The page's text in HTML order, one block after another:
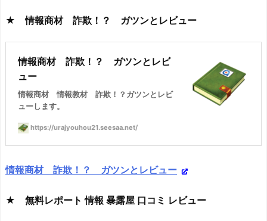
★ 情報商材 詐欺！？ ガツンとレビュー
情報商材 詐欺！？ ガツンとレビ
ュー
情報商材 情報教材 詐欺！？ガツンとレビ
ューします。
https://urajyouhou21.seesaa.net/
情報商材 詐欺！？ ガツンとレビュー
★ 無料レポート 情報 暴露屋 口コミ レビュー